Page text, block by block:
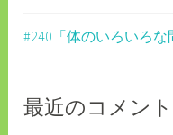
#240「体のいろいろな
最近のコメント